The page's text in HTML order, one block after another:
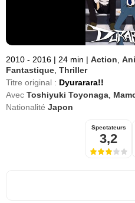
2010 - 2016 | 24 min | Action
Fantastique Thriller
Titre original : Dyurarara!!
Avec Toshiyuki Toyonaga
Nationalité Japon
Spectateurs
3,2